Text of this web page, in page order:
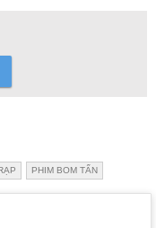
PHIM BOM TẤN